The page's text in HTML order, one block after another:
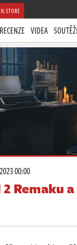
RECENZE VIDEA
00:00
Remaku